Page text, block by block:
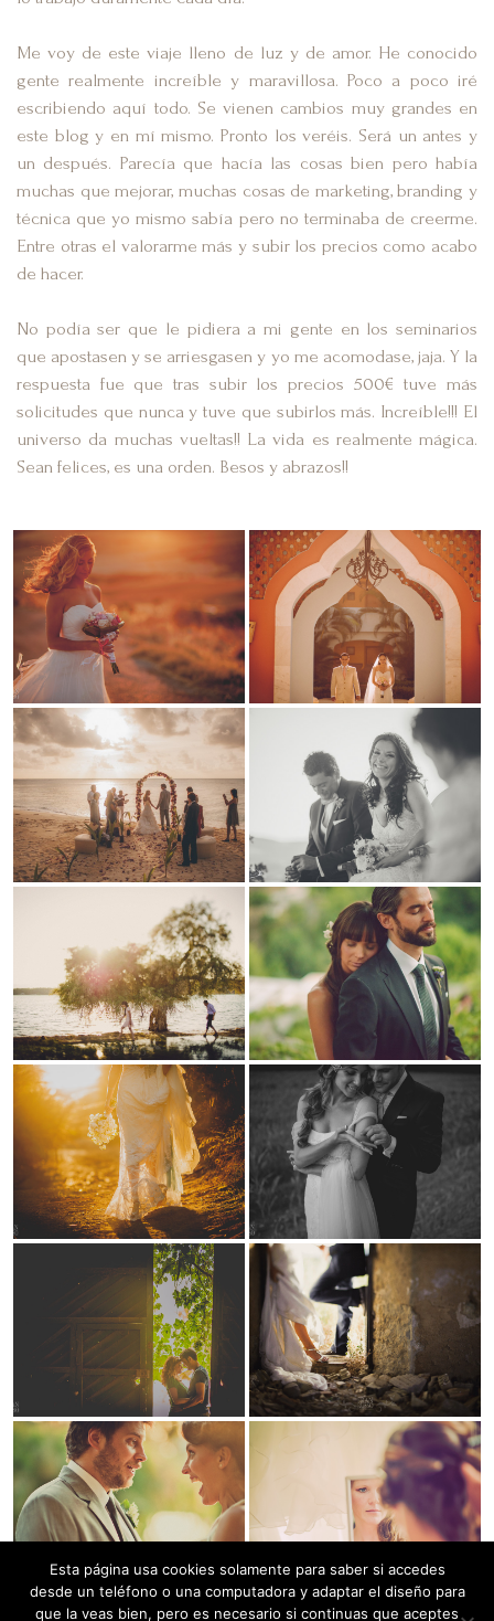
Me voy de este viaje lleno de luz y de amor. He conocido
gente realmente increíble y maravillosa. Poco a poco iré
escribiendo aquí todo. Se vienen cambios muy grandes en
este blog y en mí mismo. Pronto los veréis. Será un antes y
un después. Parecía que hacía las cosas bien pero había
muchas que mejorar, muchas cosas de marketing, branding y
técnica que yo mismo sabía pero no terminaba de creerme.
Entre otras el valorarme más y subir los precios como acabo
de hacer.
No podía ser que le pidiera a mi gente en los seminarios
que apostasen y se arriesgasen y yo me acomodase, jaja. Y la
respuesta fue que tras subir los precios 500€ tuve más
solicitudes que nunca y tuve que subirlos más. Increíble!!! El
universo da muchas vueltas!! La vida es realmente mágica.
Sean felices, es una orden. Besos y abrazos!!
Esta página usa cookies solamente para saber si accedes
desde un teléfono o una computadora y adaptar el diseño para
que la veas bien, pero es necesario si continuas que aceptes